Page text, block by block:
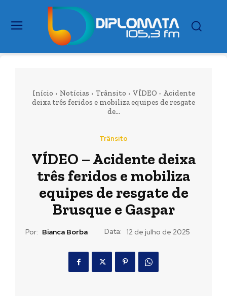
Início Notícias Trânsito
VÍDEO - Acidente
deixa três feridos e mobiliza equipes de resgate
de...
Trânsito
VÍDEO – Acidente deixa
três feridos e mobiliza
equipes de resgate de
Brusque e Gaspar
Por: Bianca Borba Data: 12 de julho de 2025